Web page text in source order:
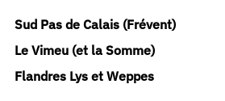
Sud Pas de Calais (Frévent)
Le Vimeu (et la Somme)
Flandres Lys et Weppes